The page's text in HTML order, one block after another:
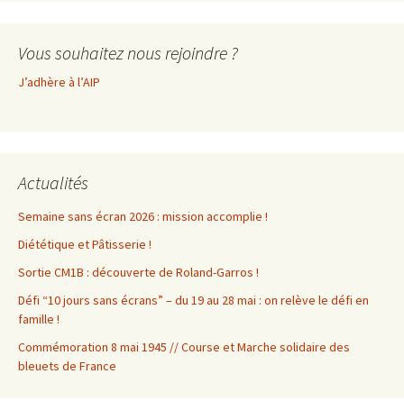
Vous souhaitez nous rejoindre ?
J’adhère à l’AIP
Actualités
Semaine sans écran 2026 : mission accomplie !
Diététique et Pâtisserie !
Sortie CM1B : découverte de Roland-Garros !
Défi “10 jours sans écrans” – du 19 au 28 mai : on relève le défi en
famille !
Commémoration 8 mai 1945 // Course et Marche solidaire des
bleuets de France